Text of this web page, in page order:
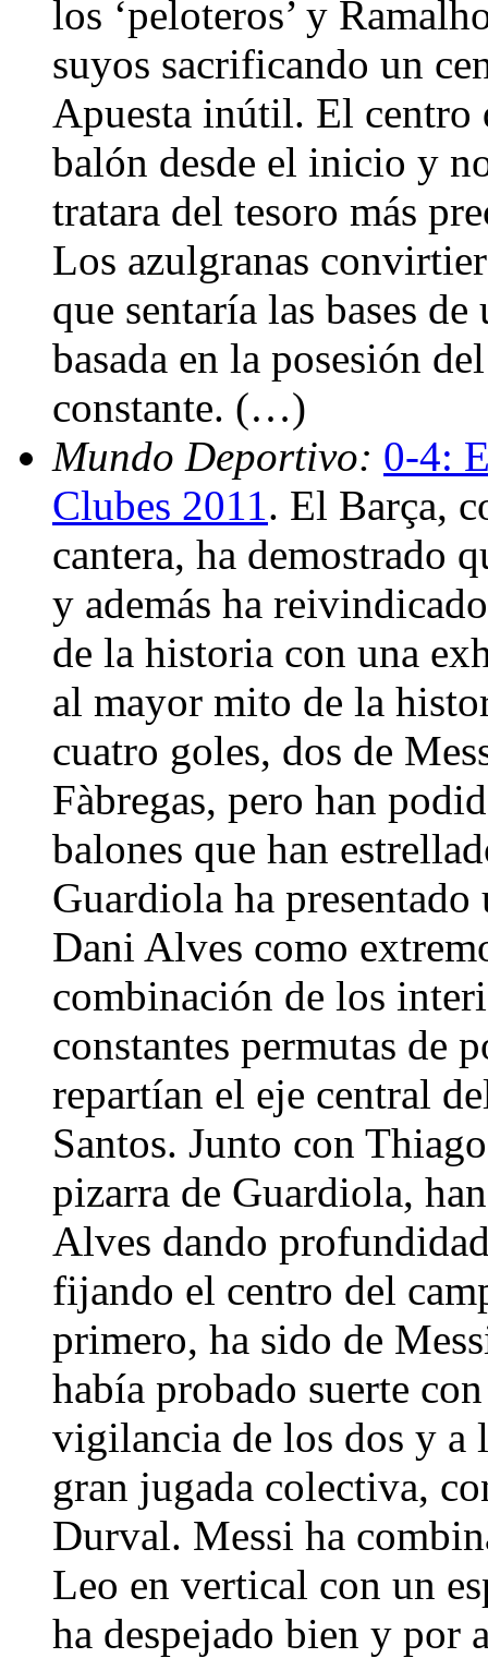
los ‘peloteros’ y
suyos sacrificando un
Apuesta inútil. El centro
balón desde el inicio y
tratara del tesoro más
Los azulgranas
que sentaría las bases
basada en la posesión
constante. (…)
Mundo Deportivo: 0-4:
Clubes 2011 . El Barça,
cantera, ha demostrado
y además ha
de la historia con una
al mayor mito de la
cuatro goles, dos de
Fàbregas, pero han
balones que han
Guardiola ha presentado
Dani Alves como
combinación de los
constantes permutas de
repartían el eje central
Santos. Junto con
pizarra de Guardiola,
Alves dando
fijando el centro del
primero, ha sido de
había probado suerte
vigilancia de los dos y a
gran jugada colectiva,
Durval. Messi ha
Leo en vertical con un
ha despejado bien y por